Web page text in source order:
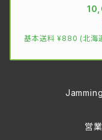
基本送料 ¥880 (北海
営